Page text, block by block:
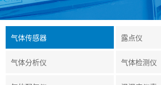
气体传感器 露点仪
气体分析仪 气体检测仪